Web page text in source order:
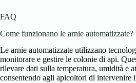
FAQ
Come funzionano le arnie automatizzate?
Le arnie automatizzate utilizzano
monitorare e gestire le colonie di api.
rilevare dati sulla temperatura, umidità e
consentendo agli apicoltori di intervenire